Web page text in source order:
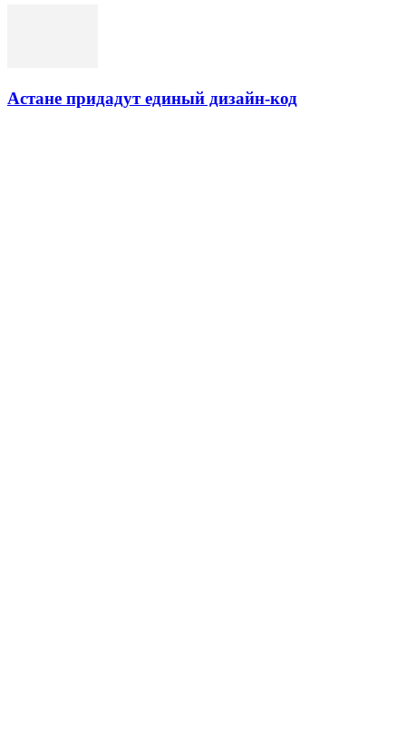
Астане придадут единый дизайн-код